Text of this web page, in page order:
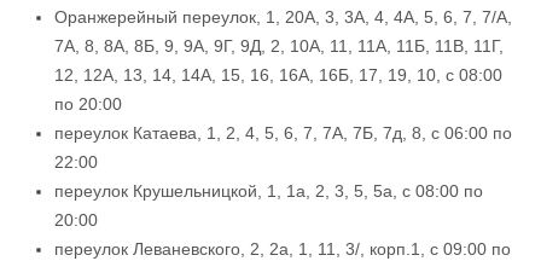
Оранжерейный переулок, 1, 20А, 3, 3А, 4, 4А, 5, 6, 7, 7/А,
7А, 8, 8А, 8Б, 9, 9А, 9Г, 9Д, 2, 10А, 11, 11А, 11Б, 11В, 11Г,
12, 12А, 13, 14, 14А, 15, 16, 16А, 16Б, 17, 19, 10, с 08:00
по 20:00
переулок Катаева, 1, 2, 4, 5, 6, 7, 7А, 7Б, 7д, 8, с 06:00 по
22:00
переулок Крушельницкой, 1, 1а, 2, 3, 5, 5а, с 08:00 по
20:00
переулок Леваневского, 2, 2а, 1, 11, 3/, корп.1, с 09:00 по